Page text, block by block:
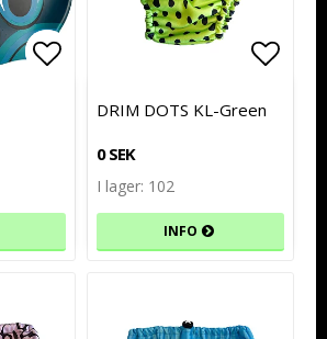
Lägg till i favoritlistan
Lägg till i favoritlistan
DRIM DOTS KL-Green
0 SEK
I lager: 102
INFO